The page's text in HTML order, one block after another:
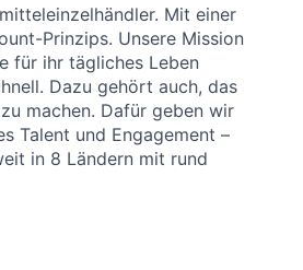
Mit einer
Prinzips. Unsere Mission
für ihr tägliches Leben
Dazu gehört auch, das
machen. Dafür geben wir
Talent und Engagement –
in 8 Ländern mit rund